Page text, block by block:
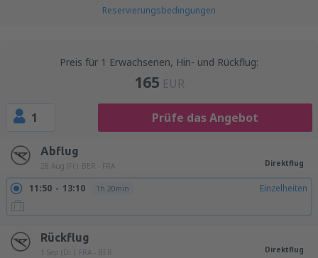
Reservierungsbedingungen
Preis für 1 Erwachsenen, Hin- und Rückflug:
165 EUR
1 Prüfe das Angebot
Abflug
28 Aug (Fr.) BER - FRA Direktflug
11:50 13:10 1h 20min Einzelheiten
Rückflug
1 Sep (Di.) FRA - BER Direktflug